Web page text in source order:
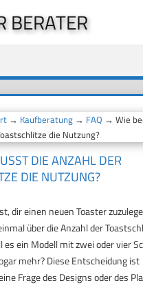
BERATER
→ Kaufberatung → FAQ → Wie
die Nutzung?
DIE ANZAHL DER
DIE NUTZUNG?
dir einen neuen Toaster
über die Anzahl der
es ein Modell mit zwei oder vier
mehr? Diese Entscheidung ist
Frage des Designs oder des